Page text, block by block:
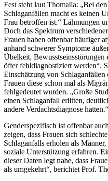
Fest steht laut Thomalla: „Bei
Schlaganfällen macht es keinen
Frau betroffen ist.“ Lähmungen
Doch das Spektrum
Frauen haben offenbar häufiger
anhand schwerer Symptome
Übelkeit, Bewusstseinsstörungen
öfter fehldiagnostiziert werden“.
Einschätzung von Schlaganfällen
Frauen diese schon mal als
fehlgedeutet wurden. „Große
einen Schlaganfall erlitten,
andere Verdachtsdiagnose hatten.“
Genderspezifisch ist offenbar
zeigen, dass Frauen sich
Schlaganfalls erholen als
soziale Unterstützung erfahren.
dieser Daten legt nahe, dass
als umgekehrt“, berichtet Prof.